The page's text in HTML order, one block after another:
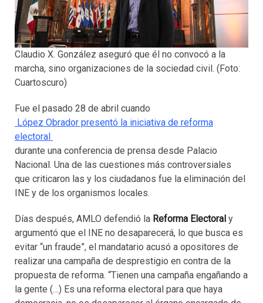
Claudio X. González aseguró que él no convocó a la
marcha, sino organizaciones de la sociedad civil. (Foto:
Cuartoscuro)
Fue el pasado 28 de abril cuando
López Obrador presentó la iniciativa de reforma
electoral
durante una conferencia de prensa desde Palacio
Nacional. Una de las cuestiones más controversiales
que criticaron las y los ciudadanos fue la eliminación del
INE y de los organismos locales.
Días después, AMLO defendió la Reforma Electoral y
argumentó que el INE no desaparecerá, lo que busca es
evitar “un fraude”, el mandatario acusó a opositores de
realizar una campaña de desprestigio en contra de la
propuesta de reforma. “Tienen una campaña engañando a
la gente (…) Es una reforma electoral para que haya